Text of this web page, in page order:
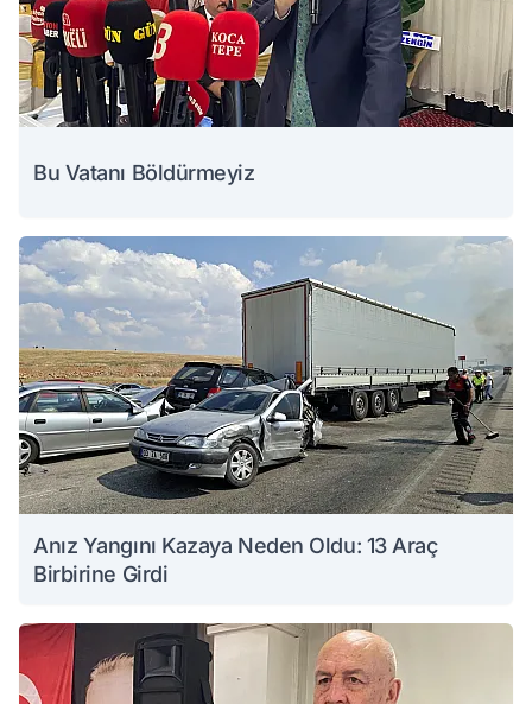
Bu Vatanı Böldürmeyiz
Anız Yangını Kazaya Neden Oldu: 13 Araç
Birbirine Girdi